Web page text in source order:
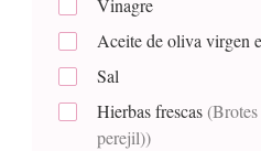
Vinagre
Aceite de oliva virgen
Sal
Hierbas frescas
perejil))